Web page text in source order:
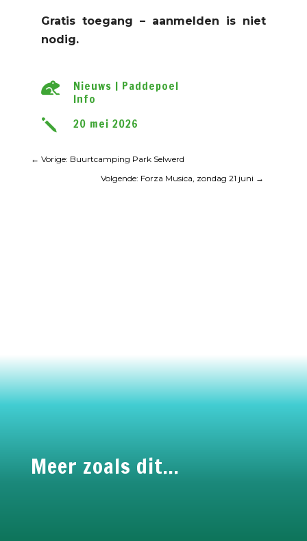
Gratis toegang – aanmelden is niet
nodig.
 Nieuws | Paddepoel
Info
j 20 mei 2026
← Vorige: Buurtcamping Park Selwerd
Volgende: Forza Musica, zondag 21 juni →
Meer zoals dit…